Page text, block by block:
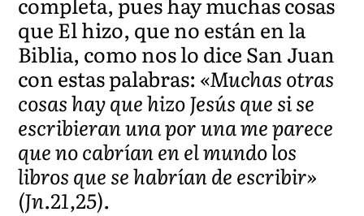
que El hizo, que no están en la
Biblia, como nos lo dice San Juan
con estas palabras: «Muchas otras
cosas hay que hizo Jesús que si se
escribieran una por una me parece
que no cabrían en el mundo los
libros que se habrían de escribir»
(Jn.21,25).